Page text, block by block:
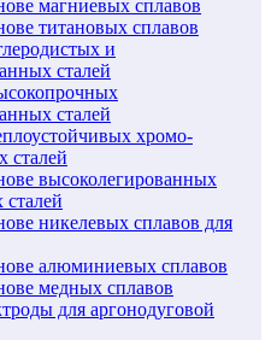
магниевых сплавов
титановых сплавов
и
сталей
сталей
хромо-
сталей
высоколегированных
никелевых сплавов для
алюминиевых сплавов
медных сплавов
для аргонодуговой